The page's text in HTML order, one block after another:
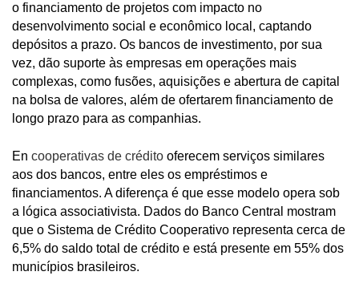
o financiamento de projetos com impacto no
desenvolvimento social e econômico local, captando
depósitos a prazo. Os bancos de investimento, por sua
vez, dão suporte às empresas em operações mais
complexas, como fusões, aquisições e abertura de capital
na bolsa de valores, além de ofertarem financiamento de
longo prazo para as companhias.
En cooperativas de crédito oferecem serviços similares
aos dos bancos, entre eles os empréstimos e
financiamentos. A diferença é que esse modelo opera sob
a lógica associativista. Dados do Banco Central mostram
que o Sistema de Crédito Cooperativo representa cerca de
6,5% do saldo total de crédito e está presente em 55% dos
municípios brasileiros.